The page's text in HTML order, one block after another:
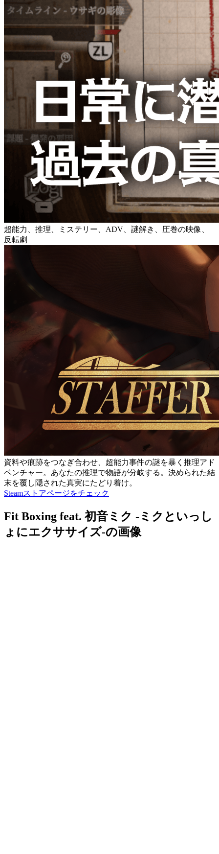
超能力、推理、ミステリー、ADV、謎解き、圧巻の映像、
反転劇
資料や痕跡をつなぎ合わせ、超能力事件の謎を暴く推理アド
ベンチャー。あなたの推理で物語が分岐する。決められた結
末を覆し隠された真実にたどり着け。
Steamストアページをチェック
Fit Boxing feat. 初音ミク -ミクといっし
ょにエクササイズ-の画像